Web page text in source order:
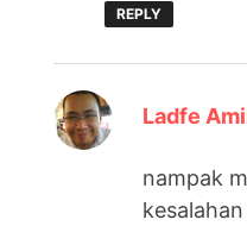
REPLY
Ladfe
nampak